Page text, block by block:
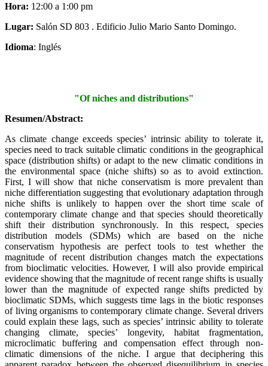
Hora: 12:00 a 1:00 pm
Lugar: Salón SD 803 . Edificio Julio Mario Santo Domingo.
Idioma: Inglés
"Of niches and distributions"
Resumen/Abstract:
As climate change exceeds species’ intrinsic ability to tolerate it,
species need to track suitable climatic conditions in the geographical
space (distribution shifts) or adapt to the new climatic conditions in
the environmental space (niche shifts) so as to avoid extinction.
First, I will show that niche conservatism is more prevalent than
niche differentiation suggesting that evolutionary adaptation through
niche shifts is unlikely to happen over the short time scale of
contemporary climate change and that species should theoretically
shift their distribution synchronously. In this respect, species
distribution models (SDMs) which are based on the niche
conservatism hypothesis are perfect tools to test whether the
magnitude of recent distribution changes match the expectations
from bioclimatic velocities. However, I will also provide empirical
evidence showing that the magnitude of recent range shifts is usually
lower than the magnitude of expected range shifts predicted by
bioclimatic SDMs, which suggests time lags in the biotic responses
of living organisms to contemporary climate change. Several drivers
could explain these lags, such as species’ intrinsic ability to tolerate
changing climate, species’ longevity, habitat fragmentation,
microclimatic buffering and compensation effect through non-
climatic dimensions of the niche. I argue that deciphering this